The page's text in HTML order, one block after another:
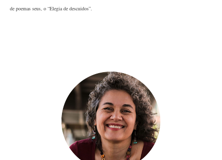
de poemas seus, o “Elegia de descuidos”.